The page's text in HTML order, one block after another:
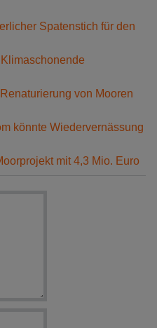
Spatenstich für den
von Mooren
könnte Wiedervernässung
mit 4,3 Mio. Euro